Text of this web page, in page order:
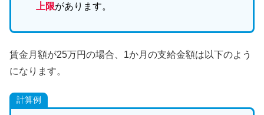
上限があります。
賃金月額が25万円の場合、1か月の支給金額は以下のよう
になります。
計算例